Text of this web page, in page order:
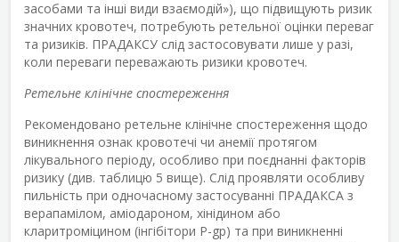
засобами та інші види взаємодій»), що підвищують ризик
значних кровотеч, потребують ретельної оцінки переваг
та ризиків. ПРАДАКСУ слід застосовувати лише у разі,
коли переваги переважають ризики кровотеч.
Ретельне клінічне спостереження
Рекомендовано ретельне клінічне спостереження щодо
виникнення ознак кровотечі чи анемії протягом
лікувального періоду, особливо при поєднанні факторів
ризику (див. таблицю 5 вище). Слід проявляти особливу
пильність при одночасному застосуванні ПРАДАКСА з
верапамілом, аміодароном, хінідином або
кларитроміцином (інгібітори P-gp) та при виникненні